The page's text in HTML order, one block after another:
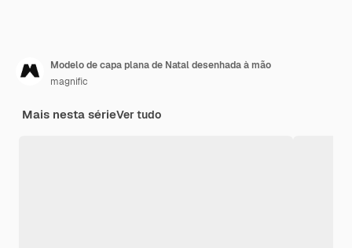
Modelo de capa plana de Natal desenhada à mão
magnific
Mais nesta sérieVer tudo